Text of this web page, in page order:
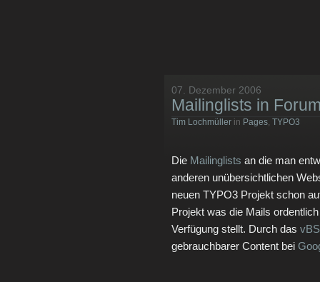
07. Dezember 2006
Mailinglists in
Tim Lochmüller in Pages, TYPO3
Die Mailinglists an die man
anderen unübersichtlichen
neuen TYPO3 Projekt schon
Projekt was die Mails
Verfügung stellt. Durch das
gebrauchbarer Content bei